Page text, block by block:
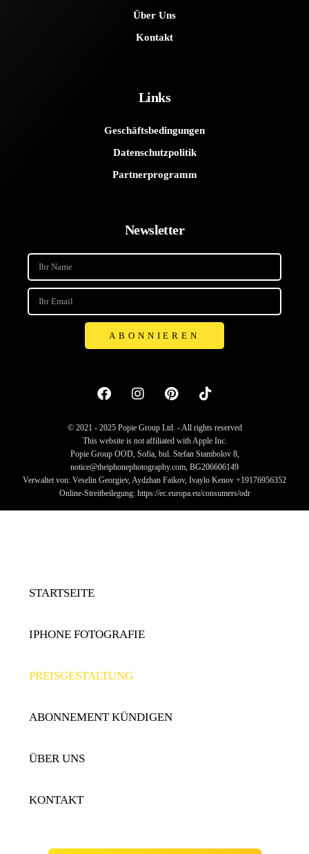
Über Uns
Kontakt
Links
Geschäftsbedingungen
Datenschutzpolitik
Partnerprogramm
Newsletter
ABONNIEREN
© 2021 - 2025 Popie Group Ltd. - All rights reserved
This website is not affiliated with Apple Inc.
Popie Group OOD, Sofia, bul. Stefan Stambolov 8,
notice@theiphonephotography.com, BG206606149
Verwaltet von: Veselin Georgiev, Aydzhan Faikov, Ivaylo Kenov +19176956352
Online-Streitbeilegung: https://ec.europa.eu/consumers/odr
STARTSEITE
IPHONE FOTOGRAFIE
PREISGESTALTUNG
ABONNEMENT KÜNDIGEN
ÜBER UNS
KONTAKT